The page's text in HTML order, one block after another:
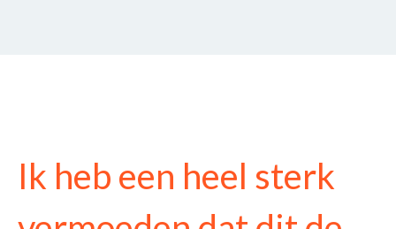
Ik heb een heel sterk